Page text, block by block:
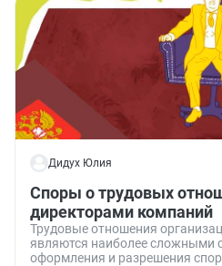
Дидух Юлия
Споры о трудовых
директорами компаний
Трудовые отношения
являются наиболее сложными
оформления и разрешения